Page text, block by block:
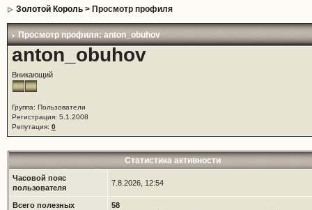
Золотой Король> Просмотр профиля
Просмотр профиля: anton_obuhov
anton_obuhov
Вникающий
Группа: Пользователи
Регистрация: 5.1.2008
Репутация: 0
Статистика активности
Часовой пояс
пользователя
7.8.2026, 12:54
Всего полезных
58